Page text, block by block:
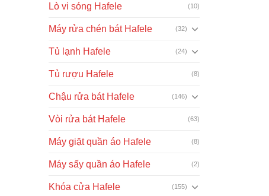
Lò vi sóng Hafele (10)
Máy rửa chén bát Hafele (32)
Tủ lạnh Hafele (24)
Tủ rượu Hafele (8)
Chậu rửa bát Hafele (146)
Vòi rửa bát Hafele (63)
Máy giặt quần áo Hafele (8)
Máy sấy quần áo Hafele (2)
Khóa cửa Hafele (155)